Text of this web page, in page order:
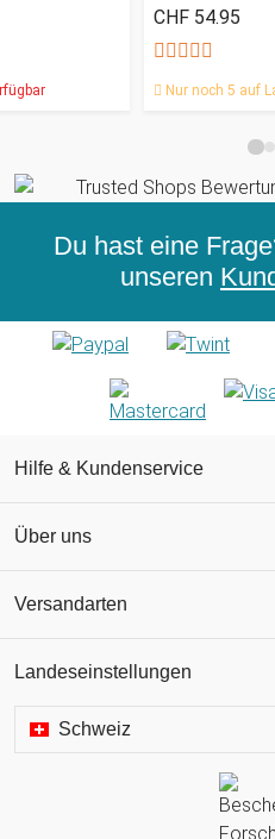
CHF 54.95
Nur noch 5 auf
Du hast eine
unseren
Hilfe & Kundenservice
Über uns
Versandarten
Landeseinstellungen
Schweiz